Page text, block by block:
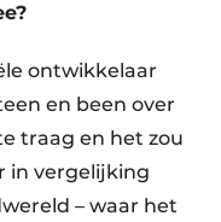
ontwikkelaar
en been over
traag en het zou
in vergelijking
– waar het